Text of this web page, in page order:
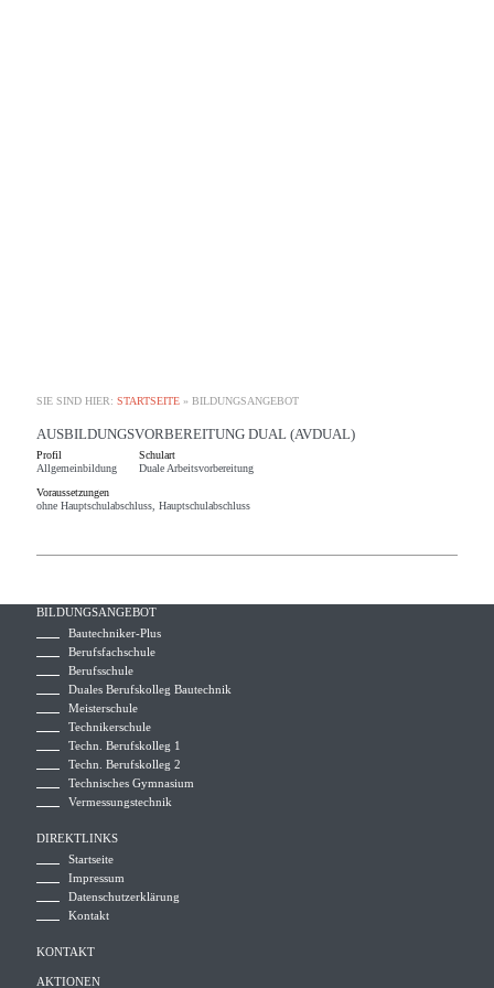
SIE SIND HIER:STARTSEITE »BILDUNGSANGEBOT
AUSBILDUNGSVORBEREITUNG DUAL (AVDUAL)
Profil
Allgemeinbildung
Schulart
Duale Arbeitsvorbereitung
Voraussetzungen
ohne Hauptschulabschluss, Hauptschulabschluss
BILDUNGSANGEBOT
Bautechniker-Plus
Berufsfachschule
Berufsschule
Duales Berufskolleg Bautechnik
Meisterschule
Technikerschule
Techn. Berufskolleg 1
Techn. Berufskolleg 2
Technisches Gymnasium
Vermessungstechnik
DIREKTLINKS
Startseite
Impressum
Datenschutzerklärung
Kontakt
KONTAKT
AKTIONEN